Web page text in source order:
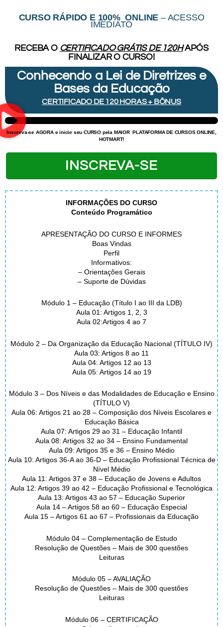
CURSO RÁPIDO E 100% ONLINE – ACESSO
IMEDIATO
RECEBA O CERTIFICADO GRÁTIS DE 120H APÓS
FINALIZAR O CURSO!
Conhecendo a Lei de Diretrizes e
Bases da Educação
CERTIFICADO DE 120 HORAS + BÔNUS
Inscreva-se AGORA e inicie seu CURSO pela MAIOR PLATAFORMA DE CURSOS ONLINE,
HOTMART!
INSCREVA-SE
INFORMAÇÕES DO CURSO
Conteúdo Programático
APRESENTAÇÃO DO CURSO E INFORMES
Boas Vindas
Perfil
Informativos:
– Orientações Gerais
– Suporte de Dúvidas
Módulo 1 – Educação (Título I ao III da LDB)
Aula 01: Artigos 1, 2, 3
Aula 02:Artigos 4 ao 7
Módulo 2 – Da Organização da Educação Nacional (TÍTULO IV)
Aula 03: Artigos 8 ao 11
Aula 04: Artigos 12 ao 13
Aula 05: Artigos 14 ao 19
Módulo 3 – Dos Níveis e das Modalidades de Educação e Ensino
(TÍTULO V)
Aula 06: Artigos 21 ao 28 – Composição dos Níveis Escolares e
Educação Básica
Aula 07: Artigos 29 ao 31 – Educação Infantil
Aula 08: Artigos 32 ao 34 – Ensino Fundamental
Aula 09: Artigos 35 e 36 – Ensino Médio
Aula 10: Artigos 36-A ao 36-D – Educação Profissional Técnica de
Nível Médio
Aula 11: Artigos 37 e 38 – Educação de Jovens e Adultos
Aula 12: Artigos 39 ao 42 – Educação Profissional e Tecnológica
Aula 13: Artigos 43 ao 57 – Educação Superior
Aula 14 – Artigos 58 ao 60 – Educação Especial
Aula 15 – Artigos 61 ao 67 – Profissionais da Educação
Módulo 04 – Complementação de Estudo
Resolução de Questões – Mais de 300 questões
Leituras
Módulo 05 – AVALIAÇÃO
Resolução de Questões – Mais de 300 questões
Leituras
Módulo 06 – CERTIFICAÇÃO